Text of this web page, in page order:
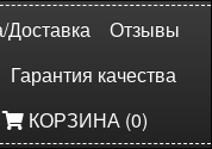
Доставка
Отзывы
Гарантия качества
КОРЗИНА (0)